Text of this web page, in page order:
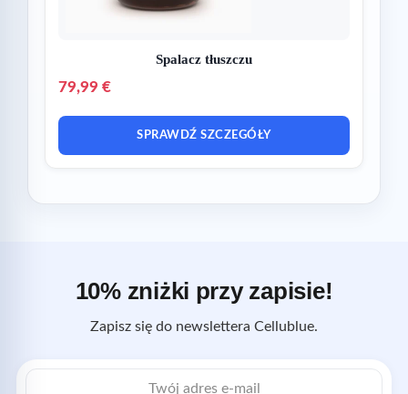
Spalacz tłuszczu
79,99 €
SPRAWDŹ SZCZEGÓŁY
10% zniżki przy zapisie!
Zapisz się do newslettera Cellublue.
Adres
e-